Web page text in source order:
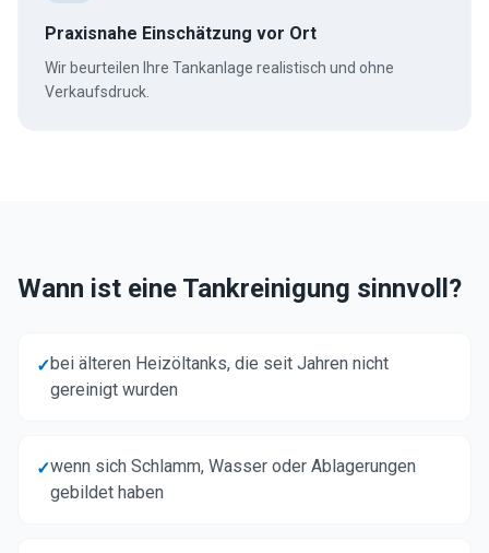
Praxisnahe Einschätzung vor Ort
Wir beurteilen Ihre Tankanlage realistisch und ohne
Verkaufsdruck.
Wann ist eine Tankreinigung sinnvoll?
✓bei älteren Heizöltanks, die seit Jahren nicht
gereinigt wurden
✓wenn sich Schlamm, Wasser oder Ablagerungen
gebildet haben